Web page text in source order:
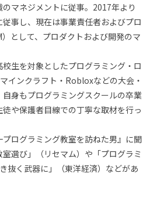
マネジメントに従事。2017年より
従事し、現在は事業責任者およびプロ
として、プロダクトおよび開発のマ
生を対象としたプログラミング・ロ
インクラフト・Robloxなどの大会・
身もプログラミングスクールの卒業
や保護者目線での丁寧な取材を行っ
ログラミング教室を訪ねた男』に聞
選び」（リセマム）や「プログラミ
抜く武器に」（東洋経済）などがあ